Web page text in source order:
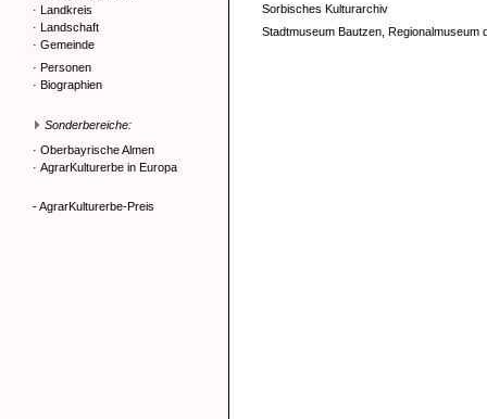
· Landkreis
· Landschaft
· Gemeinde
· Personen
· Biographien
Sonderbereiche:
· Oberbayrische Almen
· AgrarKulturerbe in Europa
- AgrarKulturerbe-Preis
Sorbisches Kulturarchiv
Stadtmuseum Bautzen,